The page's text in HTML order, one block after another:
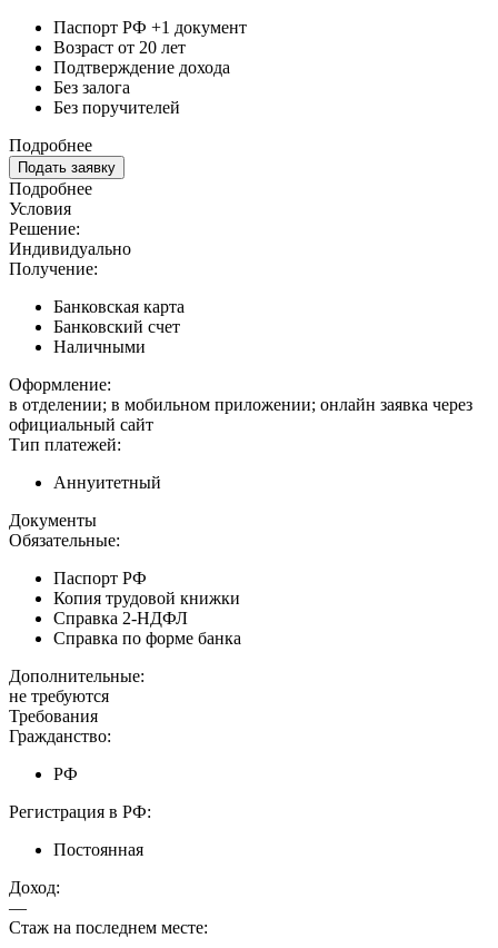
Паспорт РФ +1 документ
Возраст от 20 лет
Подтверждение дохода
Без залога
Без поручителей
Подробнее
Подать заявку
Подробнее
Условия
Решение:
Индивидуально
Получение:
Банковская карта
Банковский счет
Наличными
Оформление:
в отделении; в мобильном приложении; онлайн заявка через
официальный сайт
Тип платежей:
Аннуитетный
Документы
Обязательные:
Паспорт РФ
Копия трудовой книжки
Справка 2-НДФЛ
Справка по форме банка
Дополнительные:
не требуются
Требования
Гражданство:
РФ
Регистрация в РФ:
Постоянная
Доход:
—
Стаж на последнем месте: